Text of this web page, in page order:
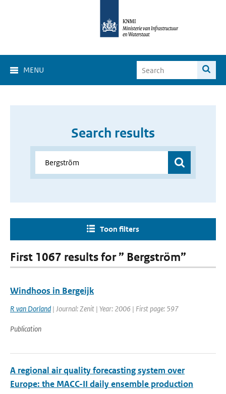
MENU
Search results
Toon filters
First 1067 results for ” Bergström”
Windhoos in Bergeijk
R van Dorland | Journal: Zenit | Year: 2006 | First page: 597
Publication
A regional air quality forecasting system over
Europe: the MACC-II daily ensemble production